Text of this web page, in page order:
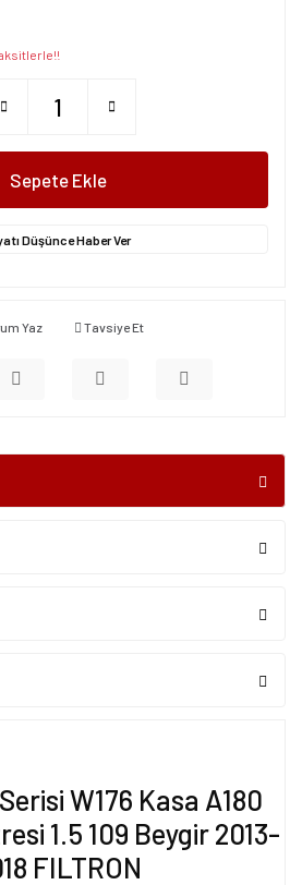
Sepete Ekle
Düşünce Haber Ver
Yaz Tavsiye Et
W176 Kasa A180
1.5 109 Beygir 2013-
FILTRON